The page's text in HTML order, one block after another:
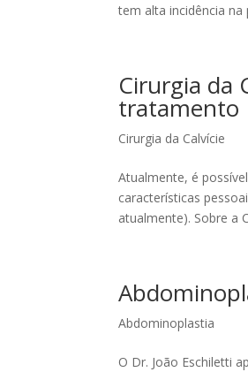
tem alta incidência na
Cirurgia da
tratamento
Cirurgia da Calvície
Atualmente, é
características
atualmente). Sobre a
Abdominoplastia
O Dr. João Eschiletti